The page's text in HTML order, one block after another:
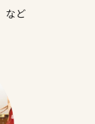
など